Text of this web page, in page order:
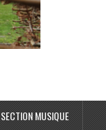
SECTION MUSIQUE